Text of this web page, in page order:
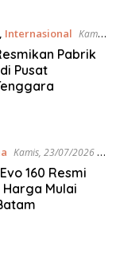
Internasional Kamis,
Pabrik
Pusat
Kamis, 23/07/2026 -
160 Resmi
Mulai